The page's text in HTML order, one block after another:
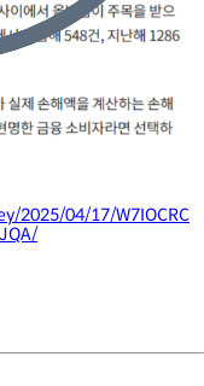
2025/04/17/W7IOCRC